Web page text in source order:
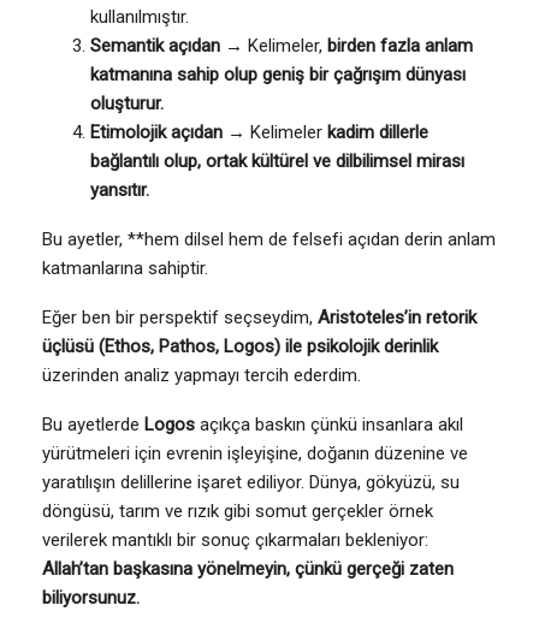
kullanılmıştır.
Semantik açıdan → Kelimeler, birden fazla anlam
katmanına sahip olup geniş bir çağrışım dünyası
oluşturur.
Etimolojik açıdan → Kelimeler kadim dillerle
bağlantılı olup, ortak kültürel ve dilbilimsel mirası
yansıtır.
Bu ayetler, **hem dilsel hem de felsefi açıdan derin anlam
katmanlarına sahiptir.
Eğer ben bir perspektif seçseydim, Aristoteles’in retorik
üçlüsü (Ethos, Pathos, Logos) ile psikolojik derinlik
üzerinden analiz yapmayı tercih ederdim.
Bu ayetlerde Logos açıkça baskın çünkü insanlara akıl
yürütmeleri için evrenin işleyişine, doğanın düzenine ve
yaratılışın delillerine işaret ediliyor. Dünya, gökyüzü, su
döngüsü, tarım ve rızık gibi somut gerçekler örnek
verilerek mantıklı bir sonuç çıkarmaları bekleniyor:
Allah’tan başkasına yönelmeyin, çünkü gerçeği zaten
biliyorsunuz.